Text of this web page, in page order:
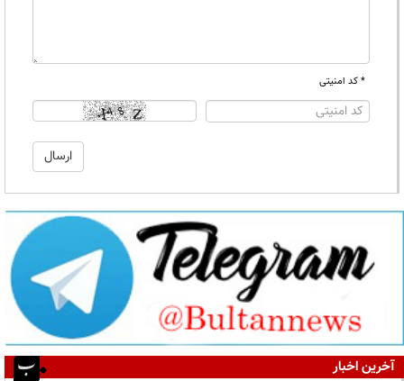
* کد امنیتی
آخرین اخبار